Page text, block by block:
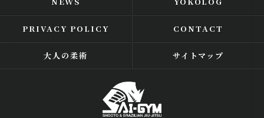
PRIVACY POLICY CONTACT
大人の柔術 サイトマップ